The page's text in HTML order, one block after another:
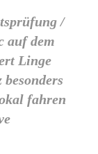
/
auf dem
Linge
fahren